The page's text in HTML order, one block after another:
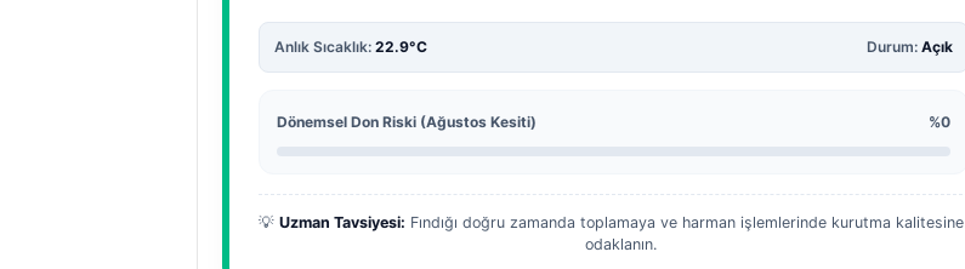
Anlık Sıcaklık: 22.9°C Durum: Açık
Dönemsel Don Riski (Ağustos Kesiti) %0
💡 Uzman Tavsiyesi: Fındığı doğru zamanda toplamaya ve harman işlemlerinde kurutma kalitesine
odaklanın.